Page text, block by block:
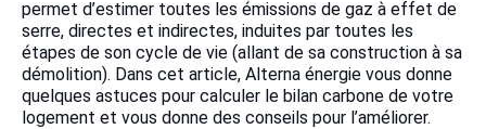
permet d’estimer toutes les émissions de gaz à effet de
serre, directes et indirectes, induites par toutes les
étapes de son cycle de vie (allant de sa construction à sa
démolition). Dans cet article, Alterna énergie vous donne
quelques astuces pour calculer le bilan carbone de votre
logement et vous donne des conseils pour l’améliorer.